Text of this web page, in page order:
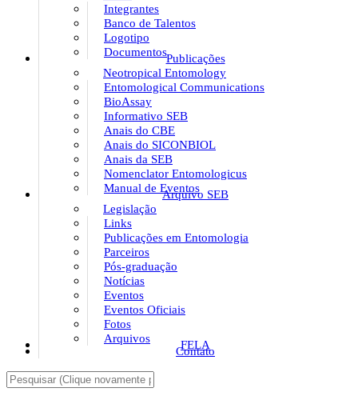
Integrantes
Banco de Talentos
Logotipo
DocumentosPublicações
Neotropical Entomology
Entomological Communications
BioAssay
Informativo SEB
Anais do CBE
Anais do SICONBIOL
Anais da SEB
Nomenclator Entomologicus
Manual de Eventos
Arquivo SEB
Legislação
Links
Publicações em Entomologia
Parceiros
Pós-graduação
Notícias
Eventos
Eventos Oficiais
Fotos
Arquivos
FELA
Contato